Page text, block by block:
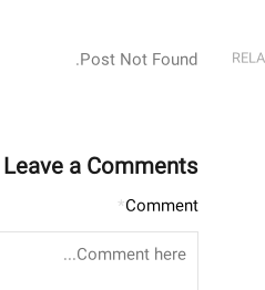
Post Not Found.
Leave a Comments
Comment
*